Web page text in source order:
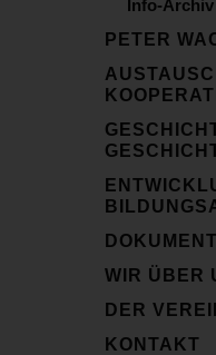
Info-Archiv
PETER
WIR ÜBER
DER
KONTAKT